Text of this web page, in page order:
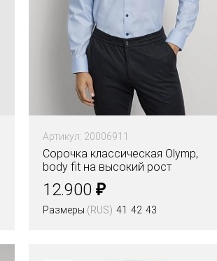
Артикул: 20006911
Сорочка классическая Olymp,
body fit на высокий рост
12.900 ₽
Размеры (RUS) 41 42 43